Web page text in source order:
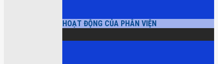
HOẠT ĐỘNG CỦA PHÂN VIỆN